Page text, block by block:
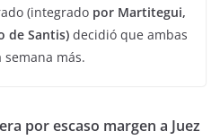
(integrado por Martitegui,
de Santis) decidió que ambas
más.
por escaso margen a Juez